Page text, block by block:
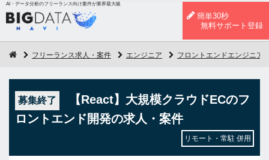
AI・データ分析のフリーランス向け案件が業界最大級
簡単30秒
無料サポート登録
フリーランス求人・案件 エンジニア フロントエンドエンジニア
募集終了
【React】大規模クラウドECのフ
ロントエンド開発の求人・案件
リモート・常駐 併用